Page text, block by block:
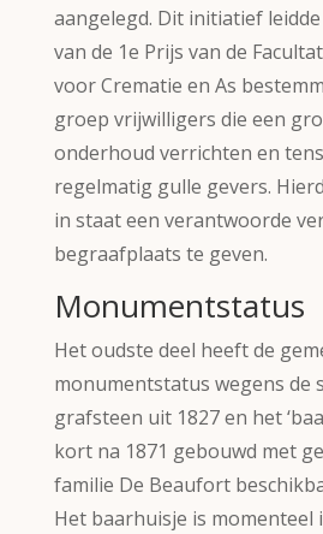
aangelegd. Dit initiatief
van de 1e Prijs van de
voor Crematie en As
groep vrijwilligers die een
onderhoud verrichten en
regelmatig gulle gevers.
in staat een verantwoorde
begraafplaats te geven.
Monumentstatus
Het oudste deel heeft de
monumentstatus wegens de
grafsteen uit 1827 en het
kort na 1871 gebouwd met
familie De Beaufort
Het baarhuisje is momenteel